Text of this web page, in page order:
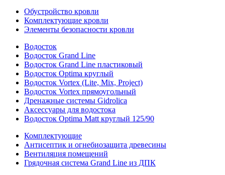
Обустройство кровли
Комплектующие кровли
Элементы безопасности кровли
Водосток
Водосток Grand Line
Водосток Grand Line пластиковый
Водосток Optima круглый
Водосток Vortex (Lite, Mix, Project)
Водосток Vortex прямоугольный
Дренажные системы Gidrolica
Аксессуары для водостока
Водосток Optima Matt круглый 125/90
Комплектующие
Антисептик и огнебиозащита древесины
Вентиляция помещений
Грядочная система Grand Line из ДПК